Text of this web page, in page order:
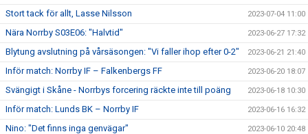
Stort tack för allt, Lasse Nilsson 2023-07-04 11:00
Nära Norrby S03E06: "Halvtid" 2023-06-27 17:32
Blytung avslutning på vårsäsongen: "Vi faller ihop efter 0-2" 2023-06-21 21:40
Inför match: Norrby IF – Falkenbergs FF 2023-06-20 18:07
Svängigt i Skåne - Norrbys forcering räckte inte till poäng 2023-06-18 10:30
Inför match: Lunds BK – Norrby IF 2023-06-16 16:32
Nino: "Det finns inga genvägar" 2023-06-10 20:48